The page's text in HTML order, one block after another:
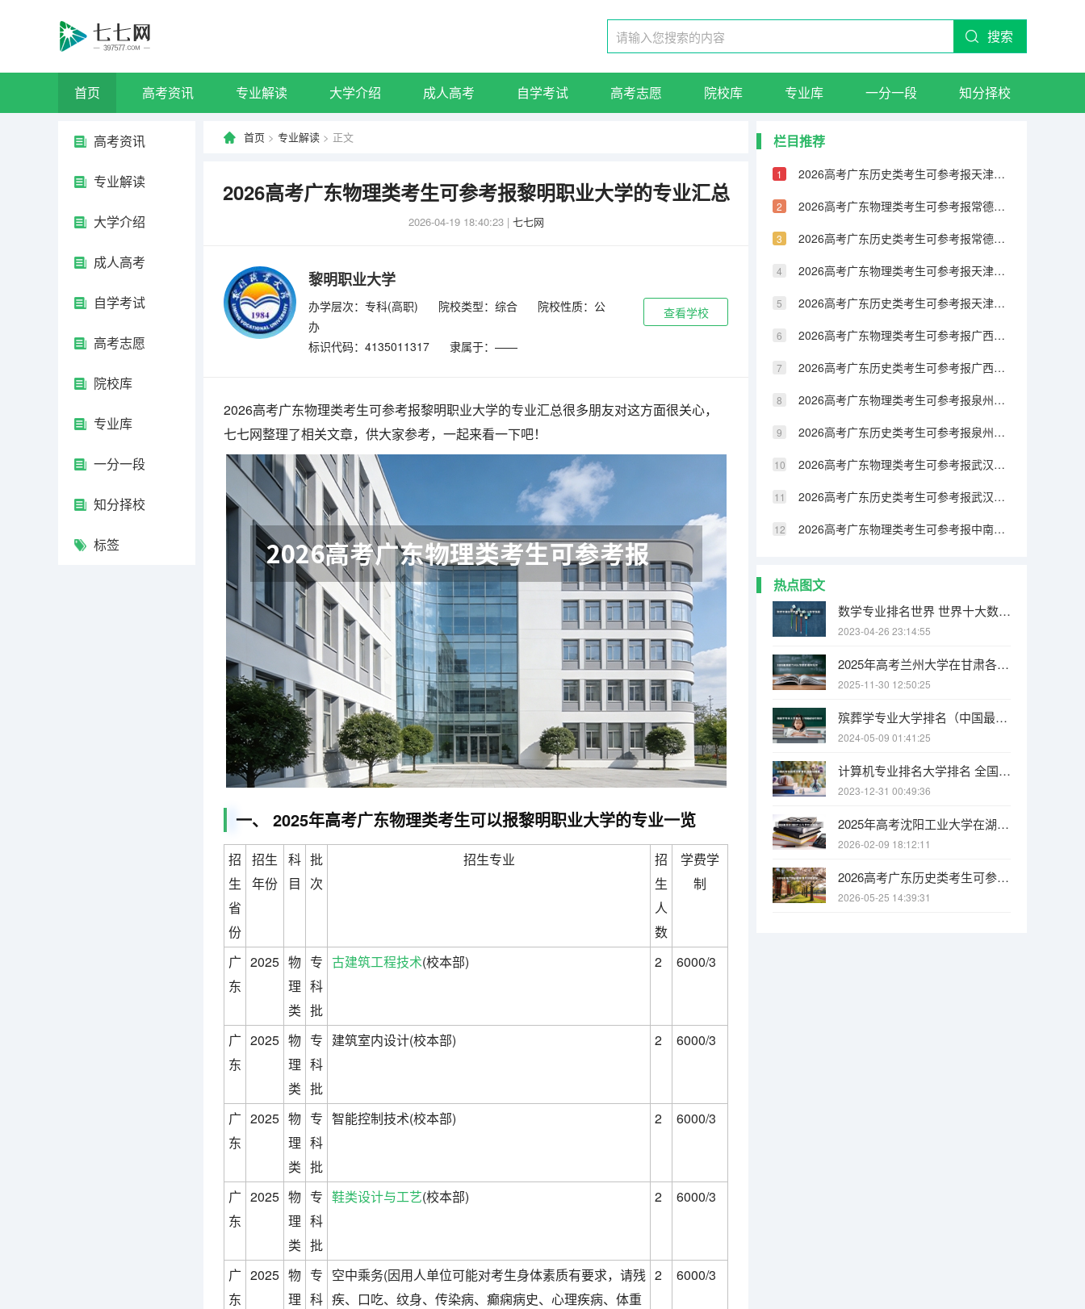
搜索
首页 高考资讯 专业解读 大学介绍 成人高考 自学考试 高考志愿 院校库 专业库 一分一段 知分择校
高考资讯
专业解读
大学介绍
成人高考
自学考试
高考志愿
院校库
专业库
一分一段
知分择校
标签
首页 > 专业解读 > 正文
2026高考广东物理类考生可参考报黎明职业大学的专业汇总
2026-04-19 18:40:23 | 七七网
黎明职业大学
办学层次：专科(高职) 院校类型：综合
院校性质：公
办
标识代码：4135011317
隶属于：——
查看学校
2026高考广东物理类考生可参考报黎明职业大学的专业汇总很多朋友对这方面很关心，
七七网整理了相关文章，供大家参考，一起来看一下吧！
一、 2025年高考广东物理类考生可以报黎明职业大学的专业一览
招
生
省
份
招生
年份
科
目
批
次
招生专业
招
生
人
数
学费学
制
广
东
2025 物
理
类
专
科
批
古建筑工程技术(校本部) 2 6000/3
广
东
2025 物
理
类
专
科
批
建筑室内设计(校本部) 2 6000/3
广
东
2025 物
理
类
专
科
批
智能控制技术(校本部) 2 6000/3
广
东
2025 物
理
类
专
科
批
鞋类设计与工艺(校本部) 2 6000/3
广
东
2025 物
理
专
科
空中乘务(因用人单位可能对考生身体素质有要求，请残
疾、口吃、纹身、传染病、癫痫病史、心理疾病、体重
2 6000/3
栏目推荐
2026高考广东历史类考生可参考报天津城市建设管理职业技术学院的专业汇总
2026高考广东物理类考生可参考报常德职业技术学院的专业汇总
2026高考广东历史类考生可参考报常德职业技术学院的专业汇总
2026高考广东物理类考生可参考报天津铁道职业技术学院的专业汇总
2026高考广东历史类考生可参考报天津铁道职业技术学院的专业汇总
2026高考广东物理类考生可参考报广西民族大学相思湖学院的专业汇总
2026高考广东历史类考生可参考报广西民族大学相思湖学院的专业汇总
2026高考广东物理类考生可参考报泉州纺织服装职业学院的专业汇总
2026高考广东历史类考生可参考报泉州纺织服装职业学院的专业汇总
2026高考广东物理类考生可参考报武汉生物工程学院的专业汇总
2026高考广东历史类考生可参考报武汉生物工程学院的专业汇总
2026高考广东物理类考生可参考报中南林业科技大学涉外学院的专业汇总
热点图文
数学专业排名世界 世界十大数学强国
2023-04-26 23:14:55
2025年高考兰州大学在甘肃各批次选科要求有哪些
2025-11-30 12:50:25
殡葬学专业大学排名（中国最好的殡仪大学）
2024-05-09 01:41:25
计算机专业排名大学排名 全国计算机专业最好的学校排名
2023-12-31 00:49:36
2025年高考沈阳工业大学在湖南各批次选科要求有哪些
2026-02-09 18:12:11
2026高考广东历史类考生可参考报广州城市职业学院的专业汇总
2026-05-25 14:39:31